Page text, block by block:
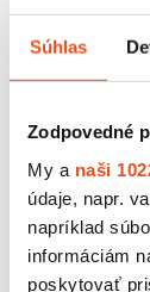
Súhlas
Zodpovedné
My a naši
údaje, napr.
napríklad
informáciám
poskytovať